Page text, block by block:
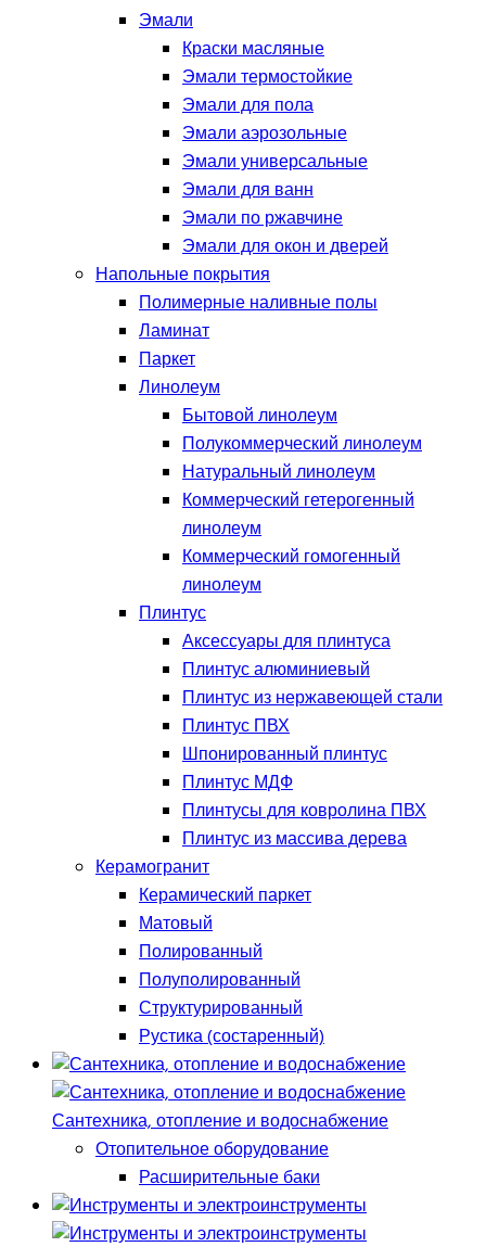
Эмали
Краски масляные
Эмали термостойкие
Эмали для пола
Эмали аэрозольные
Эмали универсальные
Эмали для ванн
Эмали по ржавчине
Эмали для окон и дверей
Напольные покрытия
Полимерные наливные полы
Ламинат
Паркет
Линолеум
Бытовой линолеум
Полукоммерческий линолеум
Натуральный линолеум
Коммерческий гетерогенный
линолеум
Коммерческий гомогенный
линолеум
Плинтус
Аксессуары для плинтуса
Плинтус алюминиевый
Плинтус из нержавеющей стали
Плинтус ПВХ
Шпонированный плинтус
Плинтус МДФ
Плинтусы для ковролина ПВХ
Плинтус из массива дерева
Керамогранит
Керамический паркет
Матовый
Полированный
Полуполированный
Структурированный
Рустика (состаренный)
Сантехника, отопление и водоснабжение
Отопительное оборудование
Расширительные баки